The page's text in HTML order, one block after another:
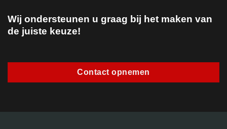
Wij ondersteunen u graag bij het maken van
de juiste keuze!
Contact opnemen